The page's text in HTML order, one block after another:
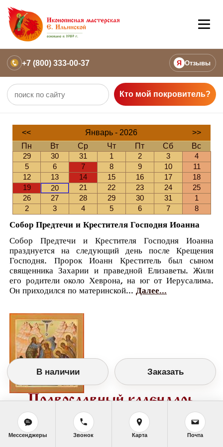
+7 (800) 333-00-37 Я Отзывы
Кто мой покровитель?
<< Январь - 2026
>>
Пн
Вт Ср Чт Пт Сб
Вс
29
30 31 1 2 3
4
5
6 7 8 9 10
11
12
13 14 15 16 17
18
19
20 21 22 23 24
25
26
27 28 29 30 31
1
2
3 4 5 6 7 8
Собор Предтечи и Крестителя Господня Иоанна
Собор Предтечи и Крестителя Господня Иоанна
празднуется на следующий день после Крещения
Господня. Пророк Иоанн Креститель был сыном
священника Захарии и праведной Елизаветы. Жили
его родители около Хеврона, на юг от Иерусалима.
Он приходился по материнской... Далее...
Православный календарь
<<Вторник, 20 Января (7 Января по старому
стилю)
>>
В наличии Заказать
Мессенджеры Звонок Карта Почта